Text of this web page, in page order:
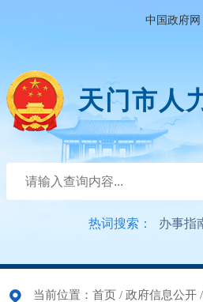
中国政府网
天门市人
热词搜索： 办事指
当前位置： 首页 / 政府信息公开 /